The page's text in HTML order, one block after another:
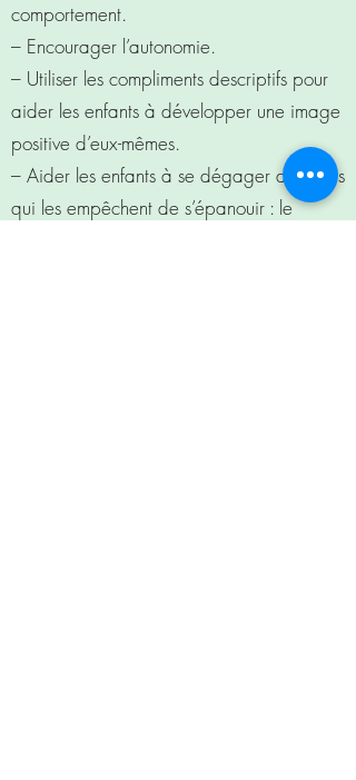
comportement.
– Encourager l’autonomie.
– Utiliser les compliments descriptifs pour
aider les enfants à développer une image
positive d’eux-mêmes.
– Aider les enfants à se dégager des rôles
qui les empêchent de s’épanouir : le